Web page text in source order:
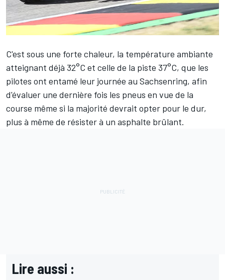
C'est sous une forte chaleur, la température ambiante
atteignant déjà 32°C et celle de la piste 37°C, que les
pilotes ont entamé leur journée au Sachsenring, afin
d'évaluer une dernière fois les pneus en vue de la
course même si la majorité devrait opter pour le dur,
plus à même de résister à un asphalte brûlant.
Lire aussi :